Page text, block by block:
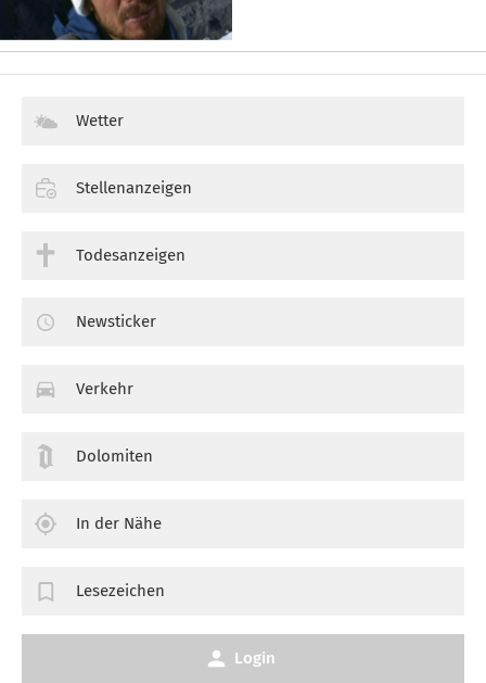
Wetter
Stellenanzeigen
Todesanzeigen
Newsticker
Verkehr
Dolomiten
In der Nähe
Lesezeichen
Login